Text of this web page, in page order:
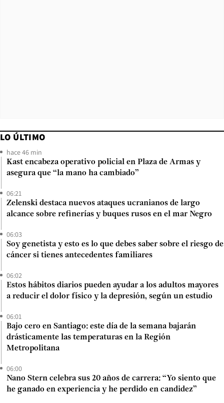
LO ÚLTIMO
hace 46 min
Kast encabeza operativo policial en Plaza de Armas y
asegura que “la mano ha cambiado”
06:21
Zelenski destaca nuevos ataques ucranianos de largo
alcance sobre refinerías y buques rusos en el mar Negro
06:03
Soy genetista y esto es lo que debes saber sobre el riesgo de
cáncer si tienes antecedentes familiares
06:02
Estos hábitos diarios pueden ayudar a los adultos mayores
a reducir el dolor físico y la depresión, según un estudio
06:01
Bajo cero en Santiago: este día de la semana bajarán
drásticamente las temperaturas en la Región
Metropolitana
06:00
Nano Stern celebra sus 20 años de carrera: “Yo siento que
he ganado en experiencia y he perdido en candidez”